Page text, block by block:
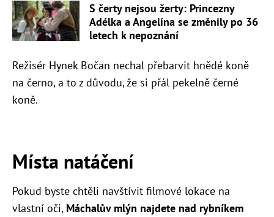
S čerty nejsou žerty: Princezny
Adélka a Angelína se změnily po 36
letech k nepoznání
Režisér Hynek Bočan nechal přebarvit hnědé koně
na černo, a to z důvodu, že si přál pekelně černé
koně.
Místa natáčení
Pokud byste chtěli navštívit filmové lokace na
vlastní oči, Máchalův mlýn najdete nad rybníkem